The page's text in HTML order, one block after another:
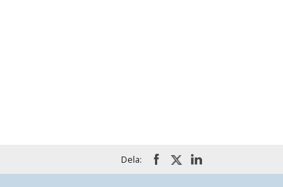
Dela: